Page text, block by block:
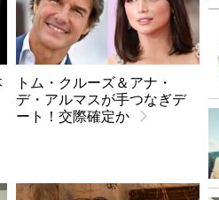
トム・クルーズ＆アナ・
デ・アルマスが手つなぎデ
ート！交際確定か